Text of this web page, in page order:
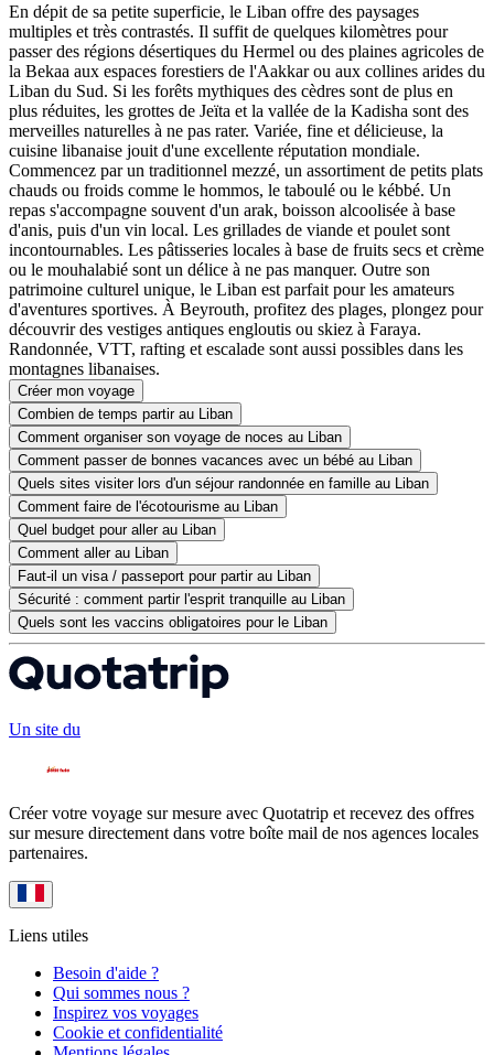
En dépit de sa petite superficie, le Liban offre des paysages
multiples et très contrastés. Il suffit de quelques kilomètres pour
passer des régions désertiques du Hermel ou des plaines agricoles de
la Bekaa aux espaces forestiers de l'Aakkar ou aux collines arides du
Liban du Sud. Si les forêts mythiques des cèdres sont de plus en
plus réduites, les grottes de Jeïta et la vallée de la Kadisha sont des
merveilles naturelles à ne pas rater. Variée, fine et délicieuse, la
cuisine libanaise jouit d'une excellente réputation mondiale.
Commencez par un traditionnel mezzé, un assortiment de petits plats
chauds ou froids comme le hommos, le taboulé ou le kébbé. Un
repas s'accompagne souvent d'un arak, boisson alcoolisée à base
d'anis, puis d'un vin local. Les grillades de viande et poulet sont
incontournables. Les pâtisseries locales à base de fruits secs et crème
ou le mouhalabié sont un délice à ne pas manquer. Outre son
patrimoine culturel unique, le Liban est parfait pour les amateurs
d'aventures sportives. À Beyrouth, profitez des plages, plongez pour
découvrir des vestiges antiques engloutis ou skiez à Faraya.
Randonnée, VTT, rafting et escalade sont aussi possibles dans les
montagnes libanaises.
Créer mon voyage
Combien de temps partir au Liban
Comment organiser son voyage de noces au Liban
Comment passer de bonnes vacances avec un bébé au Liban
Quels sites visiter lors d'un séjour randonnée en famille au Liban
Comment faire de l'écotourisme au Liban
Quel budget pour aller au Liban
Comment aller au Liban
Faut-il un visa / passeport pour partir au Liban
Sécurité : comment partir l'esprit tranquille au Liban
Quels sont les vaccins obligatoires pour le Liban
Un site du
Créer votre voyage sur mesure avec Quotatrip et recevez des offres
sur mesure directement dans votre boîte mail de nos agences locales
partenaires.
Liens utiles
Besoin d'aide ?
Qui sommes nous ?
Inspirez vos voyages
Cookie et confidentialité